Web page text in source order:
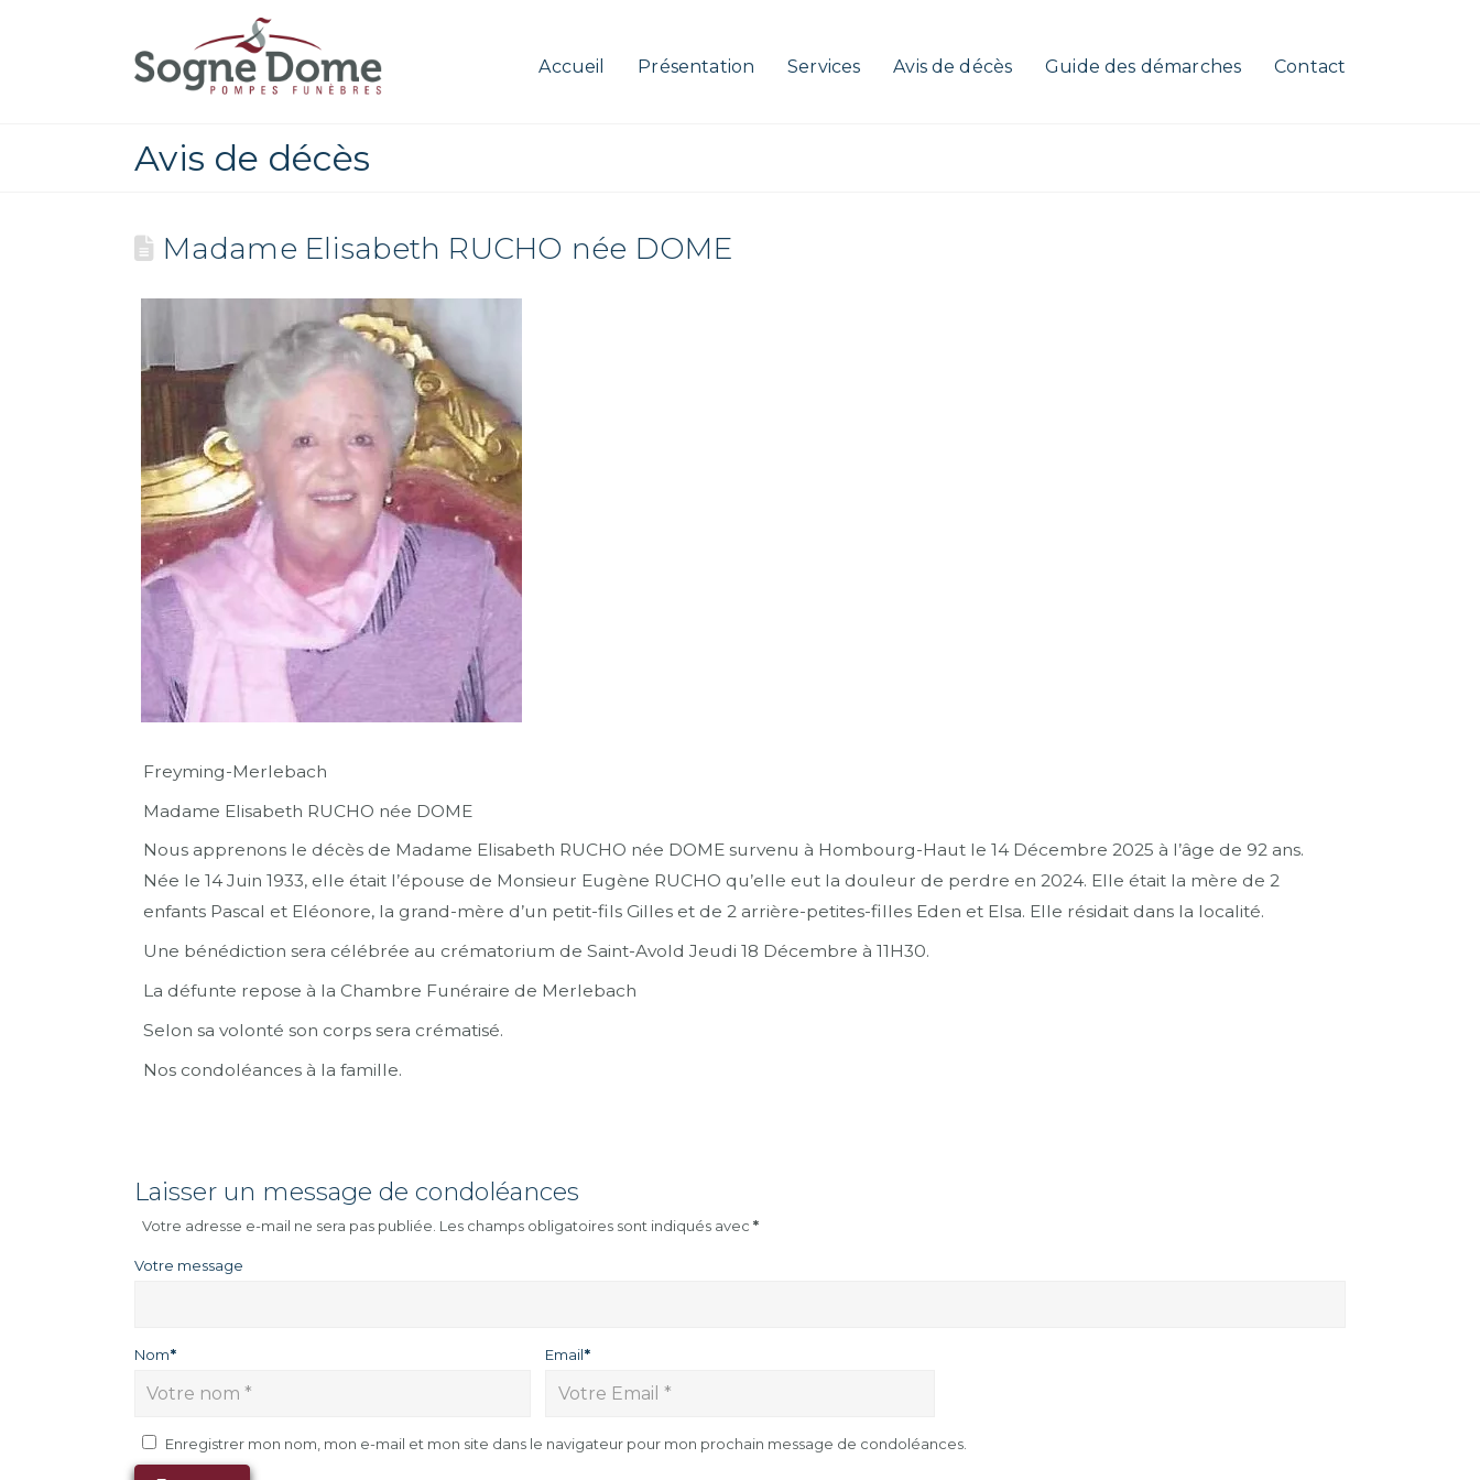
Accueil Présentation Services Avis de décès Guide des démarches Contact
Avis de décès
Madame Elisabeth RUCHO née DOME
Freyming-Merlebach
Madame Elisabeth RUCHO née DOME
Nous apprenons le décès de Madame Elisabeth RUCHO née DOME survenu à Hombourg-Haut le 14 Décembre 2025 à l’âge de 92 ans.
Née le 14 Juin 1933, elle était l’épouse de Monsieur Eugène RUCHO qu’elle eut la douleur de perdre en 2024. Elle était la mère de 2
enfants Pascal et Eléonore, la grand-mère d’un petit-fils Gilles et de 2 arrière-petites-filles Eden et Elsa. Elle résidait dans la localité.
Une bénédiction sera célébrée au crématorium de Saint-Avold Jeudi 18 Décembre à 11H30.
La défunte repose à la Chambre Funéraire de Merlebach
Selon sa volonté son corps sera crématisé.
Nos condoléances à la famille.
Laisser un message de condoléances
Votre adresse e-mail ne sera pas publiée. Les champs obligatoires sont indiqués avec *
Votre message
Nom* Email*
Enregistrer mon nom, mon e-mail et mon site dans le navigateur pour mon prochain message de condoléances.